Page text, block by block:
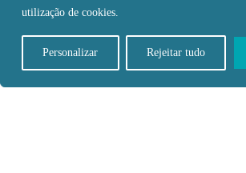
utilização de cookies.
Personalizar Rejeitar tudo
Shopping Avenida
Talatona, Luanda, Angola